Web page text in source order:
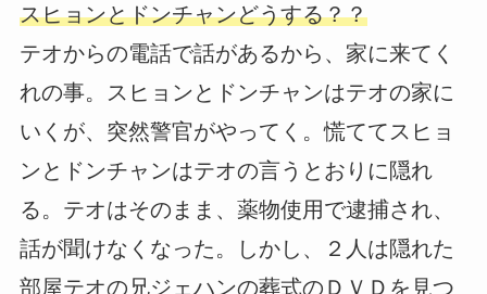
スヒョンとドンチャンどうする？？
テオからの電話で話があるから、家に来てく
れの事。スヒョンとドンチャンはテオの家に
いくが、突然警官がやってく。慌ててスヒョ
ンとドンチャンはテオの言うとおりに隠れ
る。テオはそのまま、薬物使用で逮捕され、
話が聞けなくなった。しかし、２人は隠れた
部屋テオの兄ジェハンの葬式のＤＶＤを見つ